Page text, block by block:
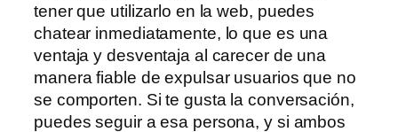
tener que utilizarlo en la web, puedes
chatear inmediatamente, lo que es una
ventaja y desventaja al carecer de una
manera fiable de expulsar usuarios que no
se comporten. Si te gusta la conversación,
puedes seguir a esa persona, y si ambos